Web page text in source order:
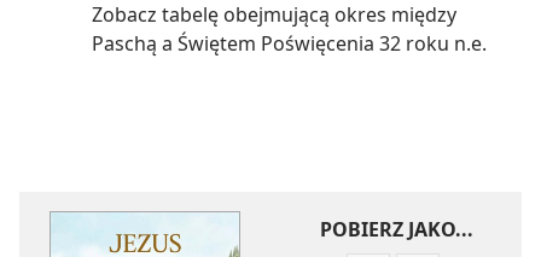
Zobacz tabelę obejmującą okres między
Paschą a Świętem Poświęcenia 32 roku n.e.
POBIERZ JAKO...